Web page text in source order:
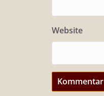
Website